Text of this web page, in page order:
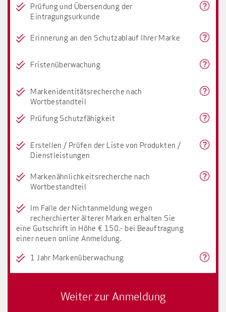
Prüfung und Übersendung der
Eintragungsurkunde
Erinnerung an den Schutzablauf Ihrer Marke
Fristenüberwachung
Markenidentitätsrecherche nach
Wortbestandteil
Prüfung Schutzfähigkeit
Erstellen / Prüfen der Liste von Produkten /
Dienstleistungen
Markenähnlichkeitsrecherche nach
Wortbestandteil
Im Falle der Nichtanmeldung wegen
recherchierter älterer Marken erhalten Sie
eine Gutschrift in Höhe € 150.- bei Beauftragung
einer neuen online Anmeldung.
1 Jahr Markenüberwachung